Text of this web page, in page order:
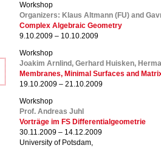
Workshop
Organizers: Klaus Altmann (FU) and
Complex Algebraic Geometry
9.10.2009 – 10.10.2009
Workshop
Joakim Arnlind, Gerhard Huisken,
Membranes, Minimal Surfaces and
19.10.2009 – 21.10.2009
Workshop
Prof. Andreas Juhl
Vorträge im FS Differentialgeometrie
30.11.2009 – 14.12.2009
University of Potsdam,